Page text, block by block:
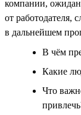
компании,
от работодателя,
в дальнейшем
В чём
Какие
Что